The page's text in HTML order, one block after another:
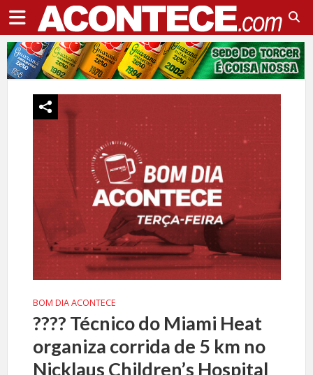
BOM DIA ACONTECE
????️ Técnico do Miami Heat
organiza corrida de 5 km no
Nicklaus Children’s Hospital